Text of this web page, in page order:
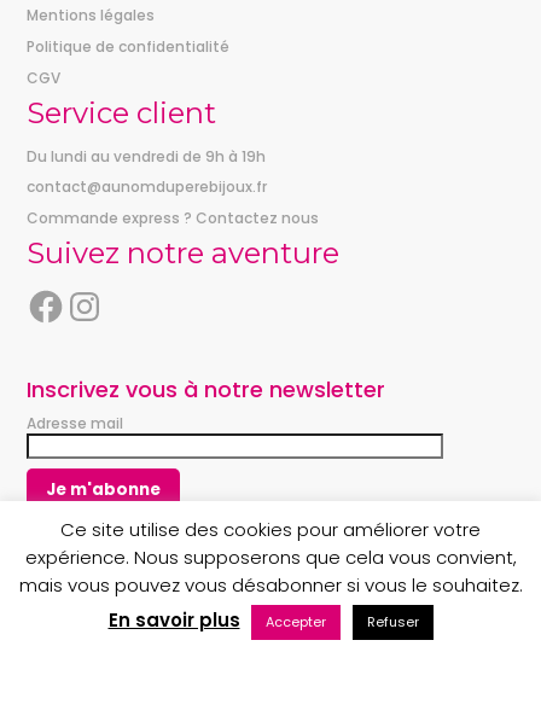
Mentions légales
Politique de confidentialité
CGV
Service client
Du lundi au vendredi de 9h à 19h
contact@aunomduperebijoux.fr
Commande express ? Contactez nous
Suivez notre aventure
F
e
b
o
k
t
a
g
a
m
Inscrivez vous à notre newsletter
Adresse mail
Copyright © 2023 Au nom du Père boutique
Maintenance web par Bluekat Digital
Ce site utilise des cookies pour améliorer votre
expérience. Nous supposerons que cela vous convient,
mais vous pouvez vous désabonner si vous le souhaitez.
En savoir plus
Accepter Refuser